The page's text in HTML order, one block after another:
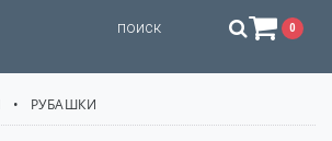
STILISSIMO 0
РУБАШКИ